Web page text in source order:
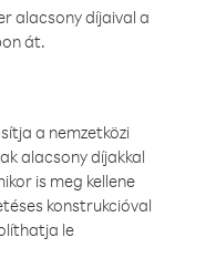
alacsony díjaival a
át.
a nemzetközi
alacsony díjakkal
is meg kellene
konstrukcióval
le